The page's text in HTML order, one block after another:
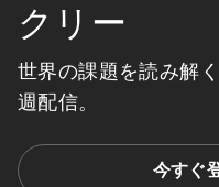
クリー
世界の課題を読み解
週配信。
今すぐ